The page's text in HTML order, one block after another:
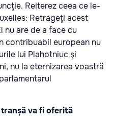
Reiterez ceea ce le-
Retrageţi acest
nu are de a face cu
contribuabil european nu
lui Plahotniuc şi
nu la eternizarea voastră
va fi oferită